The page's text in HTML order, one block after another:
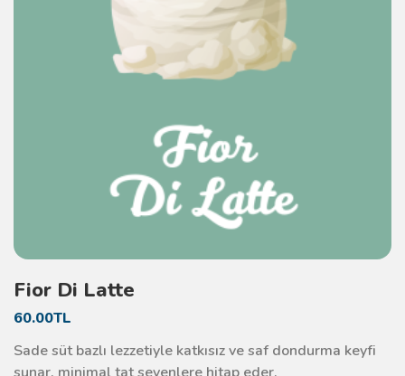
Fior Di Latte
60.00TL
Sade süt bazlı lezzetiyle katkısız ve saf dondurma keyfi